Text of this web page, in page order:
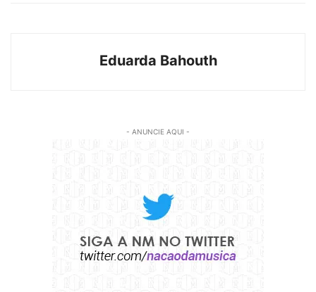
Eduarda Bahouth
- ANUNCIE AQUI -